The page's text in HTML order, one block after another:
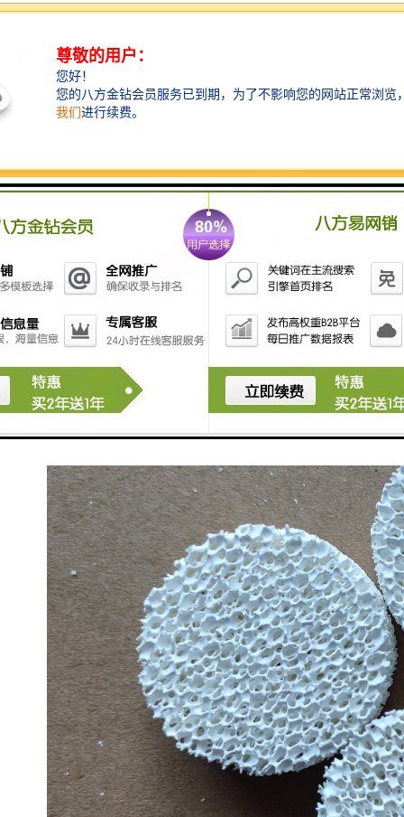
外,该烧结方法还存在烧结温度高(达2300℃)、能耗大等
由此,国内外众多学者致力于研究低温液相烧结技术制备
高强度、高韧性碳化硅陶瓷,并取得一定的成效。